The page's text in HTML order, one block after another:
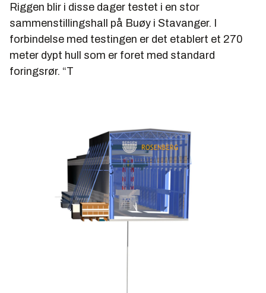
Riggen blir i disse dager testet i en stor
sammenstillingshall på Buøy i Stavanger. I
forbindelse med testingen er det etablert et 270
meter dypt hull som er foret med standard
foringsrør. “T